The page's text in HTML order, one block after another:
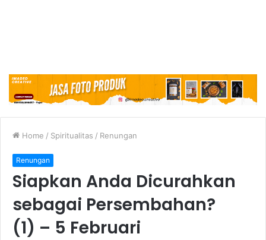
Home / Spiritualitas / Renungan
Renungan
Siapkan Anda Dicurahkan
sebagai Persembahan?
(1) – 5 Februari